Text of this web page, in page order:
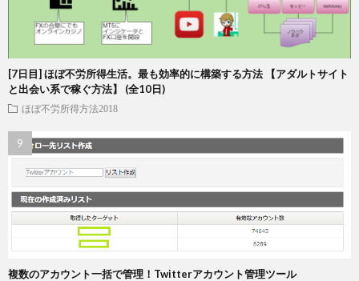
[7日目] ほぼ不労所得生活。最も効率的に構築する方法 【アダルトサイト
と出会い系で稼ぐ方法】 (全10日)
ほぼ不労所得方法2018
複数のアカウント一括で管理！Twitterアカウント管理ツール